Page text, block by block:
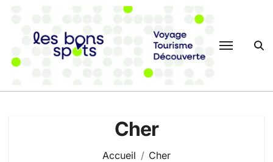
contenu
Cher
Accueil Cher